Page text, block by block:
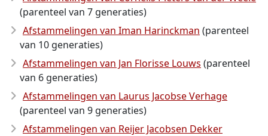
(parenteel van 7 generaties)
Afstammelingen van Iman Harinckman (parenteel
van 10 generaties)
Afstammelingen van Jan Florisse Louws (parenteel
van 6 generaties)
Afstammelingen van Laurus Jacobse Verhage
(parenteel van 9 generaties)
Afstammelingen van Reijer Jacobsen Dekker